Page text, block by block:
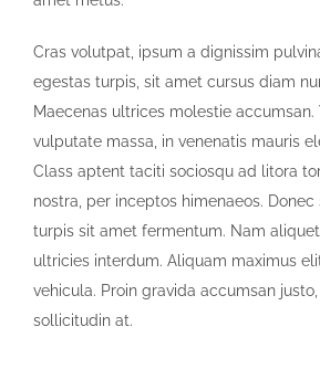
Cras volutpat, ipsum a dignissim
egestas turpis, sit amet cursus diam
Maecenas ultrices molestie
vulputate massa, in venenatis mauris
Class aptent taciti sociosqu ad litora
nostra, per inceptos himenaeos.
turpis sit amet fermentum. Nam
ultricies interdum. Aliquam maximus
vehicula. Proin gravida accumsan
sollicitudin at.